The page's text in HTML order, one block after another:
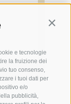
e tecnologie
la fruizione dei
tuo consenso,
i tuoi dati per
e/o
pubblicità,